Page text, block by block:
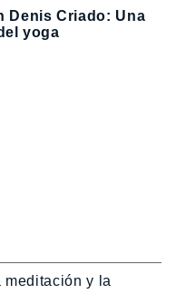
Denis Criado: Una
yoga
meditación y la